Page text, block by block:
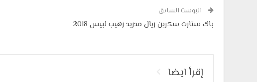
البوست السابق
باك ستارت سكرين ريال مدريد رهيب لبيس 2018
إقرأ ايضا